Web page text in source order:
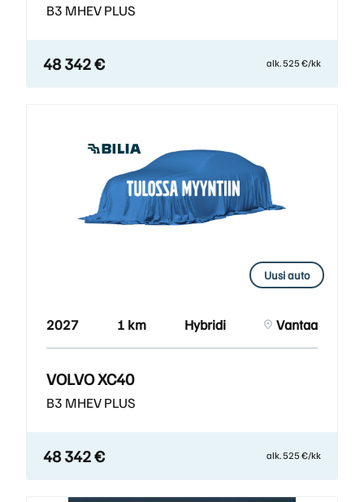
B3 MHEV PLUS
48 342 € alk. 525 €/kk
Uusi auto
2027 1 km Hybridi Vantaa
VOLVO XC40
B3 MHEV PLUS
48 342 € alk. 525 €/kk